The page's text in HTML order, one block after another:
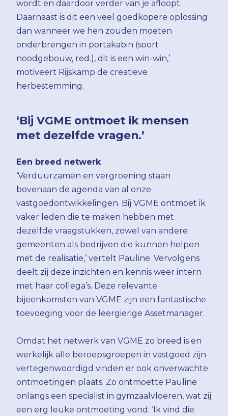
wordt en daardoor verder van je afloopt.
Daarnaast is dit een veel goedkopere oplossing
dan wanneer we hen zouden moeten
onderbrengen in portakabin (soort
noodgebouw, red.), dit is een win-win,’
motiveert Rijskamp de creatieve
herbestemming.
‘Bij VGME ontmoet ik mensen
met dezelfde vragen.’
Een breed netwerk
‘Verduurzamen en vergroening staan
bovenaan de agenda van al onze
vastgoedontwikkelingen. Bij VGME ontmoet ik
vaker leden die te maken hebben met
dezelfde vraagstukken, zowel van andere
gemeenten als bedrijven die kunnen helpen
met de realisatie,’ vertelt Pauline. Vervolgens
deelt zij deze inzichten en kennis weer intern
met haar collega’s. Deze relevante
bijeenkomsten van VGME zijn een fantastische
toevoeging voor de leergierige Assetmanager.
Omdat het netwerk van VGME zo breed is en
werkelijk alle beroepsgroepen in vastgoed zijn
vertegenwoordigd vinden er ook onverwachte
ontmoetingen plaats. Zo ontmoette Pauline
onlangs een specialist in gymzaalvloeren, wat zij
een erg leuke ontmoeting vond. ‘Ik vind die